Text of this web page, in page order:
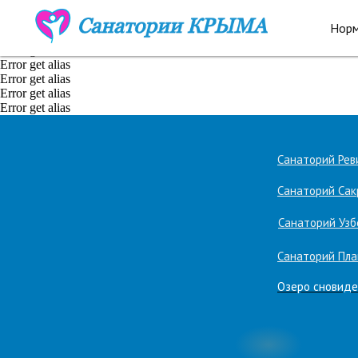
Error get alias
Error get alias
Error get alias
Error get alias
Error get alias
Error get alias
Error get alias
Санаторий
Санаторий
Санаторий
Санаторий
Озеро